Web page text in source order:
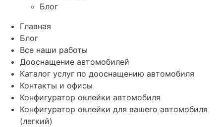
Блог
Главная
Блог
Все наши работы
Дооснащение автомобилей
Каталог услуг по дооснащению автомобиля
Контакты и офисы
Конфигуратор оклейки автомобиля
Конфигуратор оклейки для вашего автомобиля
(легкий)